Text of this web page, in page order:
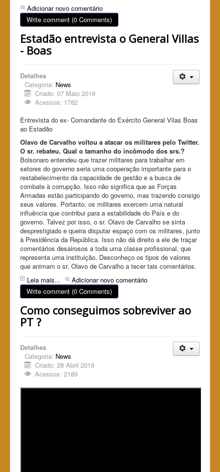
Adicionar novo comentário
Write comment (0 Comments)
Estadão entrevista o General Villas
- Boas
Detalhes
Categoria: News
Criado: 07 Maio 2019
Acessos: 1782
Entrevista do ex- Comandante do Exército General Vilas Boas
ao Estadão
Olavo de Carvalho voltou a atacar os militares pelo Twitter.
O sr. rebateu. Qual o tamanho do incômodo dos srs.?
Bolsonaro entendeu que trazer militares para trabalhar em
setores do governo seria uma cooperação importante para o
restabelecimento da capacidade de gestão e a busca de
combate à corrupção. Isso não significa que as Forças
Armadas estão participando do governo, mas trazendo consigo
seus valores. Portanto, os militares exercem uma natural
influência que contribui para a estabilidade do País e do
governo. Talvez por isso, o sr. Olavo de Carvalho se sinta
desprestigiado e queira disputar espaço com os militares, junto
à Presidência da República. Isso não dá direito a ele de traçar
comentários desairosos a toda uma classe profissional, que
representa uma instituição. Desconheço os tipos de valores
que animam o sr. Olavo de Carvalho a tecer tais comentários.
Leia mais...
Adicionar novo comentário
Write comment (0 Comments)
Como conseguimos sobreviver ao
PT ?
Detalhes
Categoria: News
Criado: 28 Abril 2019
Acessos: 2189